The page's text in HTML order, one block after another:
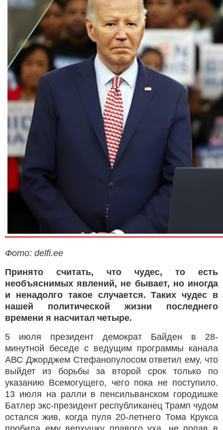
Джо
Байдена
Фото: delfi.ee
Принято считать, что чудес, то есть
необъяснимых явлений, не бывает, но иногда
и ненадолго такое случается. Таких чудес в
нашей политической жизни последнего
времени я насчитал четыре.
5 июля президент демократ Байден в 28-
минутной беседе с ведущим программы канала
АВС Джорджем Стефанопулосом ответил ему, что
выйдет из борьбы за второй срок только по
указанию Всемогущего, чего пока не поступило.
13 июля на ралли в пенсильванском городишке
Батлер экс-президент республиканец Трамп чудом
остался жив, когда пуля 20-летнего Тома Крукса